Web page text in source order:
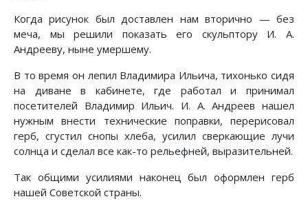
Когда рисунок был доставлен нам вторично — без
меча, мы решили показать его скульптору И. А.
Андрееву, ныне умершему.
В то время он лепил Владимира Ильича, тихонько сидя
на диване в кабинете, где работал и принимал
посетителей Владимир Ильич. И. А. Андреев нашел
нужным внести технические поправки, перерисовал
герб, сгустил снопы хлеба, усилил сверкающие лучи
солнца и сделал все как-то рельефней, выразительней.
Так общими усилиями наконец был оформлен герб
нашей Советской страны.